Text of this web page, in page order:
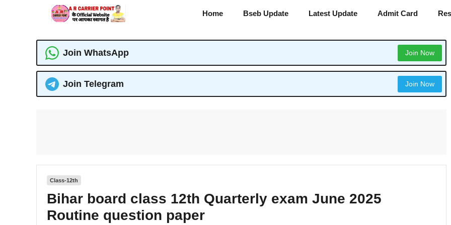
Home Bseb Update Latest Update Admit Card
Join WhatsApp Join Now
Join Telegram Join Now
Class-12th
Bihar board class 12th Quarterly exam June 2025
Routine question paper